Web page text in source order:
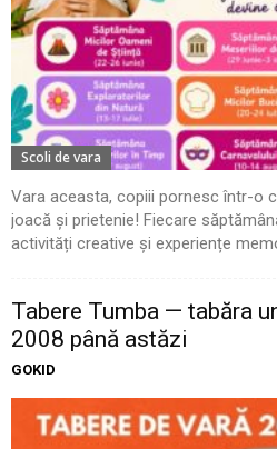
Scoli de vara
Vara aceasta, copiii pornesc într-o
joacă și prietenie! Fiecare
activități creative și experiențe
Tabere Tumba — tabăra
2008 până astăzi
GOKID